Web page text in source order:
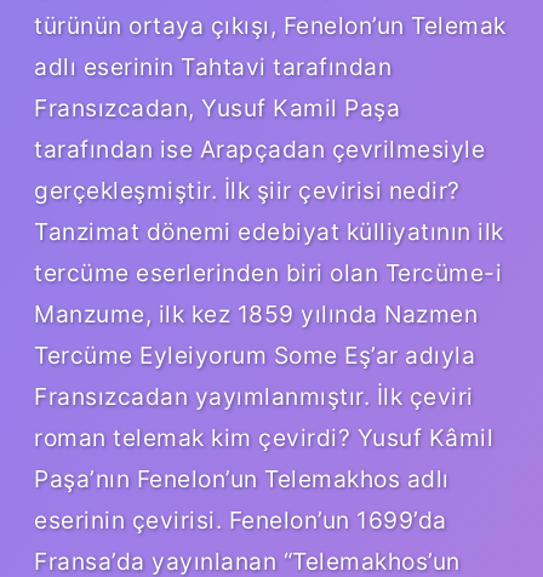
türünün ortaya çıkışı, Fenelon’un Telemak
adlı eserinin Tahtavi tarafından
Fransızcadan, Yusuf Kamil Paşa
tarafından ise Arapçadan çevrilmesiyle
gerçekleşmiştir. İlk şiir çevirisi nedir?
Tanzimat dönemi edebiyat külliyatının ilk
tercüme eserlerinden biri olan Tercüme-i
Manzume, ilk kez 1859 yılında Nazmen
Tercüme Eyleiyorum Some Eş’ar adıyla
Fransızcadan yayımlanmıştır. İlk çeviri
roman telemak kim çevirdi? Yusuf Kâmil
Paşa’nın Fenelon’un Telemakhos adlı
eserinin çevirisi. Fenelon’un 1699’da
Fransa’da yayınlanan “Telemakhos’un